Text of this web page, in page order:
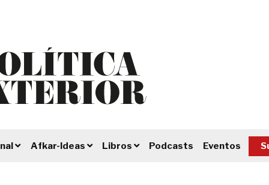
Afkar-Ideas Libros Podcasts Eventos